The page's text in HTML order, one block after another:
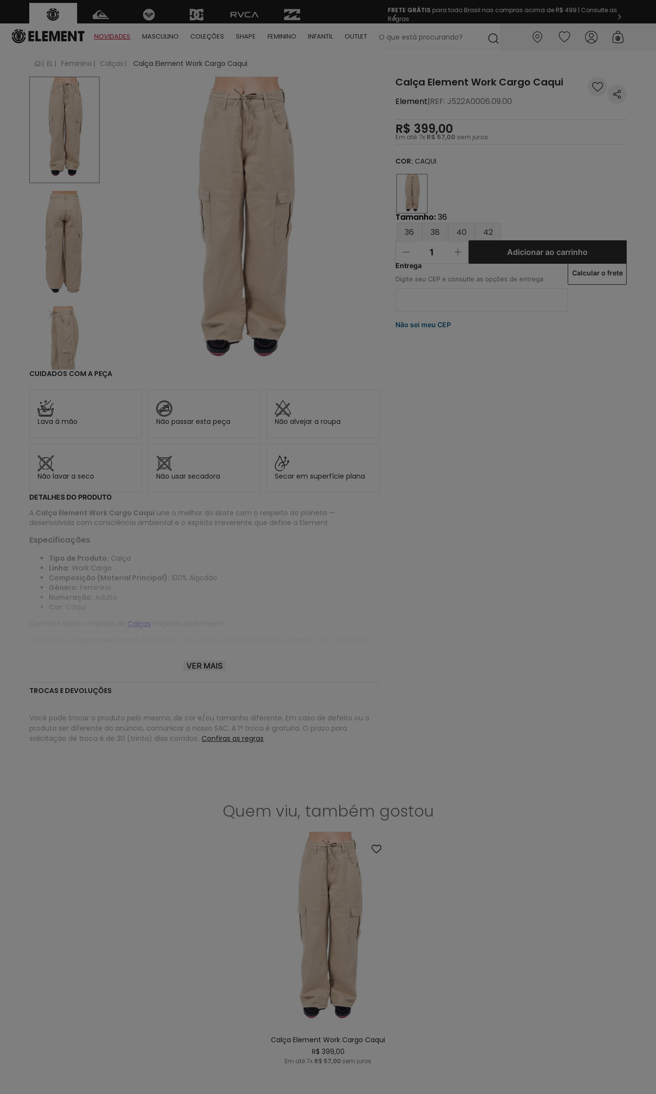
FRETE GRÁTISpara todo Brasil nas compras acima de R$ 499 | Consulte as
Sua primeira vez aqui? Garanta10% OFF em sua 1ª compra
NOVIDADES MASCULINO COLEÇÕES SHAPE FEMININO INFANTIL OUTLET
EL Feminino Calças Calça Element Work Cargo Caqui
CUIDADOS COM A PEÇA
Lava à mão Não passar esta peça Não alvejar a roupa
Não lavar a seco Não usar secadora Secar em superfície plana
DETALHES DO PRODUTO
A Calça Element Work Cargo Caqui une o melhor do skate com o respeito ao planeta —
desenvolvida com consciência ambiental e o espírito irreverente que define a Element.
Especificações
Tipo de Produto: Calça
Linha: Work Cargo
Composição (Material Principal): 100% Algodão
Gênero: Feminino
Numeração: Adulto
Calças
VER MAIS
TROCAS E DEVOLUÇÕES
Você pode trocar o produto pelo mesmo, de cor e/ou tamanho diferente. Em caso de defeito ou o
produto ser diferente do anúncio, comunicar o nosso SAC. A 1ª troca é gratuita. O prazo para
solicitação de troca é de 30 (trinta) dias corridos...Confiras as regras.
Calça Element Work Cargo Caqui
Element|REF: J522A0006.09.00
R$ 399,00
Em até 7x R$ 57,00 sem juros
COR: CAQUI
Tamanho:36
36
38 40 42
Adicionar ao carrinho
Não sei meu CEP
Calcular o frete
Quem viu, também gostou
ADICIONAR AO CARRINHO
Calça Element Work Cargo Caqui
R$ 399,00
Em até7x R$ 57,00 sem juros
termos mais buscados
1
camiseta
moletom
regata
calça
shape
camisa
bermuda